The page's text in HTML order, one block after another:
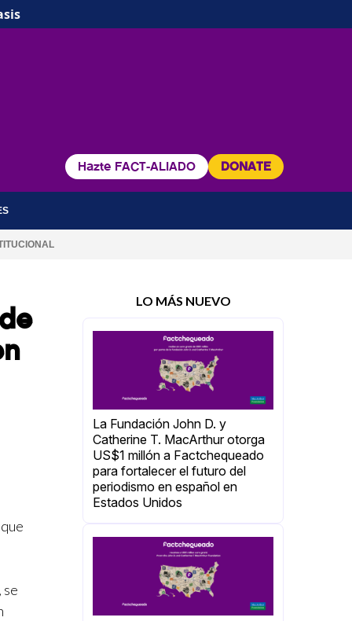
Hazte FACT-ALIADO DONATE
se
LO MÁS NUEVO
La Fundación John D. y
Catherine T. MacArthur otorga
US$1 millón a Factchequeado
para fortalecer el futuro del
periodismo en español en
Estados Unidos